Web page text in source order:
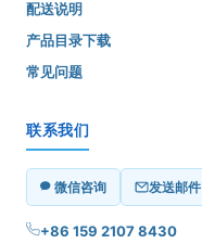
配送说明
产品目录下载
常见问题
联系我们
微信咨询 发送邮件
+86 159 2107 8430